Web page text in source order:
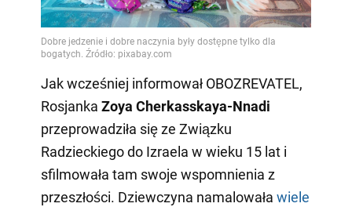
Jak wcześniej informował OBOZREVATEL,
Rosjanka Zoya Cherkasskaya-Nnadi
przeprowadziła się ze Związku
Radzieckiego do Izraela w wieku 15 lat i
sfilmowała tam swoje wspomnienia z
przeszłości. Dziewczyna namalowała wiele